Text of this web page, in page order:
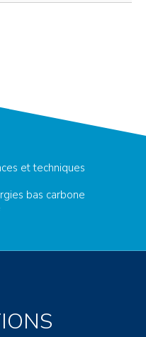
et techniques
bas carbone